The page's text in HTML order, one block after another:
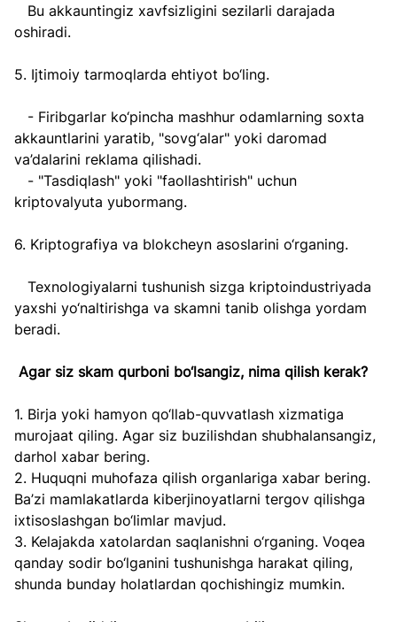
oshiradi.
5. Ijtimoiy tarmoqlarda ehtiyot bo‘ling.
akkauntlarini yaratib, "sovg‘alar" yoki daromad
va’dalarini reklama qilishadi.
kriptovalyuta yubormang.
6. Kriptografiya va blokcheyn asoslarini o‘rganing.
yaxshi yo‘naltirishga va skamni tanib olishga yordam
beradi.
Agar siz skam qurboni bo‘lsangiz, nima qilish kerak?
1. Birja yoki hamyon qo‘llab-quvvatlash xizmatiga
murojaat qiling. Agar siz buzilishdan shubhalansangiz,
darhol xabar bering.
2. Huquqni muhofaza qilish organlariga xabar bering.
Ba’zi mamlakatlarda kiberjinoyatlarni tergov qilishga
ixtisoslashgan bo‘limlar mavjud.
3. Kelajakda xatolardan saqlanishni o‘rganing. Voqea
qanday sodir bo‘lganini tushunishga harakat qiling,
shunda bunday holatlardan qochishingiz mumkin.